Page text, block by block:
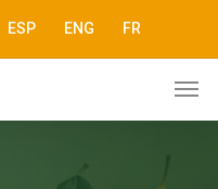
ESP ENG FR